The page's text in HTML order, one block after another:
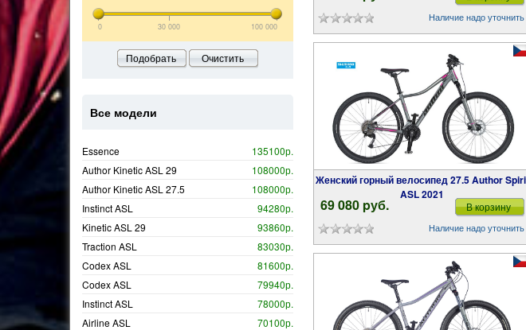
Наличие надо уточнить
Женский горный велосипед 27.5 Author Spirit
ASL 2021
69 080 pуб. В корзину
Наличие надо уточнить
0 30 000 100 000
Подобрать Очистить
Все модели
Essence
135100р.
Author Kinetic ASL 29
108000р.
Author Kinetic ASL 27.5
108000р.
Instinct ASL
94280р.
Kinetic ASL 29
93860р.
Traction ASL
83030р.
Codex ASL
81600р.
Codex ASL
79940р.
Instinct ASL
78000р.
Airline ASL
70100р.